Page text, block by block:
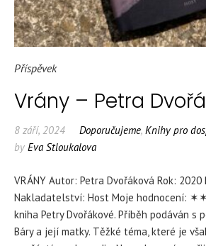
Příspěvek
Vrány – Petra
8 září, 2024 Doporučujeme, Knihy pro
by Eva Stloukalova
VRÁNY Autor: Petra Dvořáková Rok:
Nakladatelství: Host Moje hodnocení:
kniha Petry Dvořákové. Příběh podáván s
Báry a její matky. Těžké téma, které je